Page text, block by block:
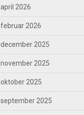
april 2026
februar 2026
december 2025
november 2025
oktober 2025
september 2025